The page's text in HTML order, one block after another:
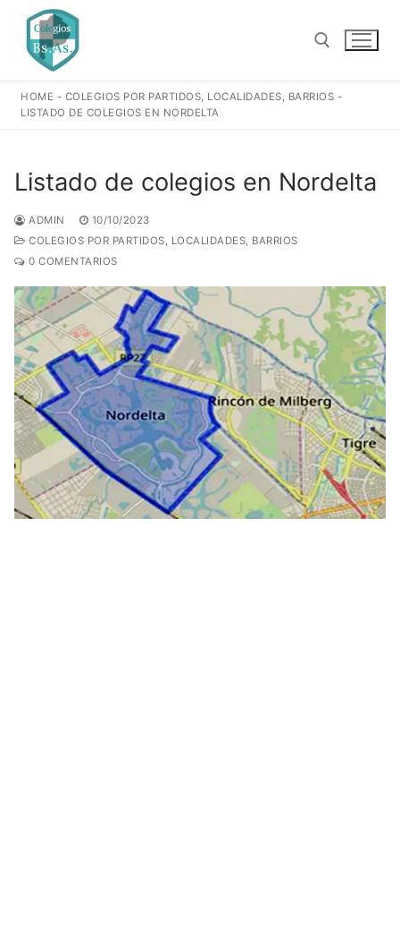
contenido
Buscar:
HOME - COLEGIOS POR PARTIDOS, LOCALIDADES, BARRIOS -
LISTADO DE COLEGIOS EN NORDELTA
Listado de colegios en Nordelta
ADMIN
10/10/2023
COLEGIOS POR PARTIDOS, LOCALIDADES, BARRIOS
0 COMENTARIOS